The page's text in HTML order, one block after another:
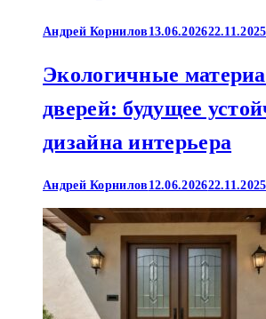
Андрей Корнилов 13.06.202622.11.2025
Экологичные
дверей: будущее
дизайна интерьера
Андрей Корнилов 12.06.202622.11.2025